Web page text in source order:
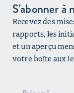
S'abonner
Recevez des
rapports, les
et un aperçu
votre boîte aux
Inscription